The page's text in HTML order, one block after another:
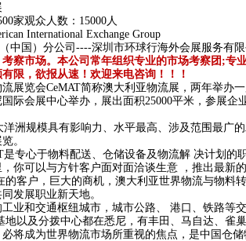
家观众人数：15000人
International Exchange Group
中国）分公司----深圳市环球行海外会展服务有限
察市场。本公司常年组织专业的市场考察团 ;专
限，欲报从速！欢迎来电咨询！！！
展览会CeMAT简称澳大利亚物流展，两年举办
际会展中心举办，展出面积25000平米，参展企
洋洲规模具有影响力、水平最高、涉及范围最广
。
是专心于物料配送、仓储设备及物流解 决计划的
你可以与方针客户面对面洽谈生意 ，推出最新
的客户，巨大的商机，澳大利亚世界物流与物料
发展职业新天地。
业和交通枢纽城市，城市公路、
港口、铁路等
地以及分拨中心都在悉尼 ，有丰田、马自达、雀
将成为世界物流市场所重视的焦点，是中国仓